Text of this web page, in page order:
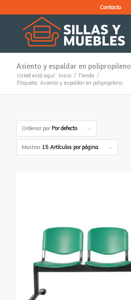
Contacto
Asiento y espaldar en polipropileno
Usted está aquí: Inicio / Tienda /
Etiqueta: Asiento y espaldar en polipropileno
Ordenar por Por defecto
Mostrar 15 Artículos por página